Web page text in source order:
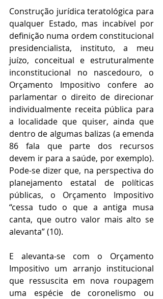
Construção jurídica teratológica para
qualquer Estado, mas incabível por
definição numa ordem constitucional
presidencialista, instituto, a meu
juízo, conceitual e estruturalmente
inconstitucional no nascedouro, o
Orçamento Impositivo confere ao
parlamentar o direito de direcionar
individualmente receita pública para
a localidade que quiser, ainda que
dentro de algumas balizas (a emenda
86 fala que parte dos recursos
devem ir para a saúde, por exemplo).
Pode-se dizer que, na perspectiva do
planejamento estatal de políticas
públicas, o Orçamento Impositivo
“cessa tudo o que a antiga musa
canta, que outro valor mais alto se
alevanta” (10).
E alevanta-se com o Orçamento
Impositivo um arranjo institucional
que ressuscita em nova roupagem
uma espécie de coronelismo ou